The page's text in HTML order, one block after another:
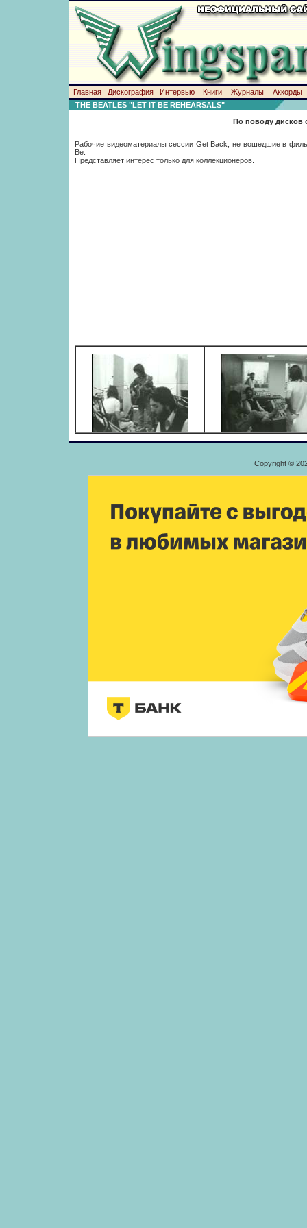
Главная Дискография Интервью Книги Журналы
Аккорды
THE BEATLES "LET IT BE REHEARSALS"
По поводу дисков
Рабочие видеоматериалы сессии Get Back, не вошедшие в
Be.
Представляет интерес только для коллекционеров.
Copyright ©